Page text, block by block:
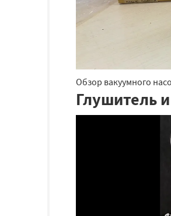
Обзор вакуумного
Глушитель